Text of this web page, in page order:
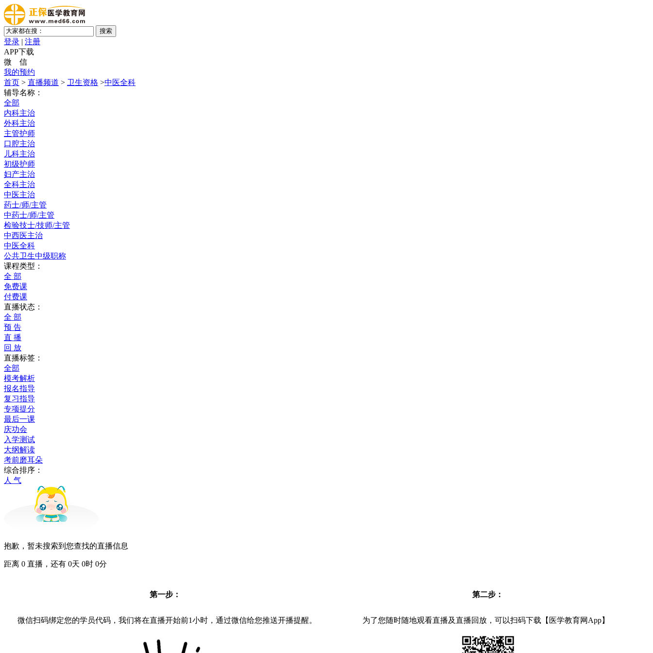
登录 | 注册
APP下载
微 信
我的预约
首页 > 直播频道 > 卫生资格 >中医全科
辅导名称：
全部
内科主治
外科主治
主管护师
口腔主治
儿科主治
初级护师
妇产主治
全科主治
中医主治
药士/师/主管
中药士/师/主管
检验技士/技师/主管
中西医主治
中医全科
公共卫生中级职称
课程类型：
全 部
免费课
付费课
直播状态：
全 部
预 告
直 播
回 放
直播标签：
全部
模考解析
报名指导
复习指导
专项提分
最后一课
庆功会
入学测试
大纲解读
考前磨耳朵
综合排序：
人 气
抱歉，暂未搜索到您查找的直播信息
距离 0 直播，还有 0天 0时 0分
第一步：
微信扫码绑定您的学员代码，我们将在直播开始前1小时，通过微信给您推送开播提醒。
第二步：
为了您随时随地观看直播及直播回放，可以扫码下载【医学教育网App】